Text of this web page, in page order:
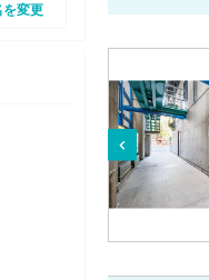
を変更